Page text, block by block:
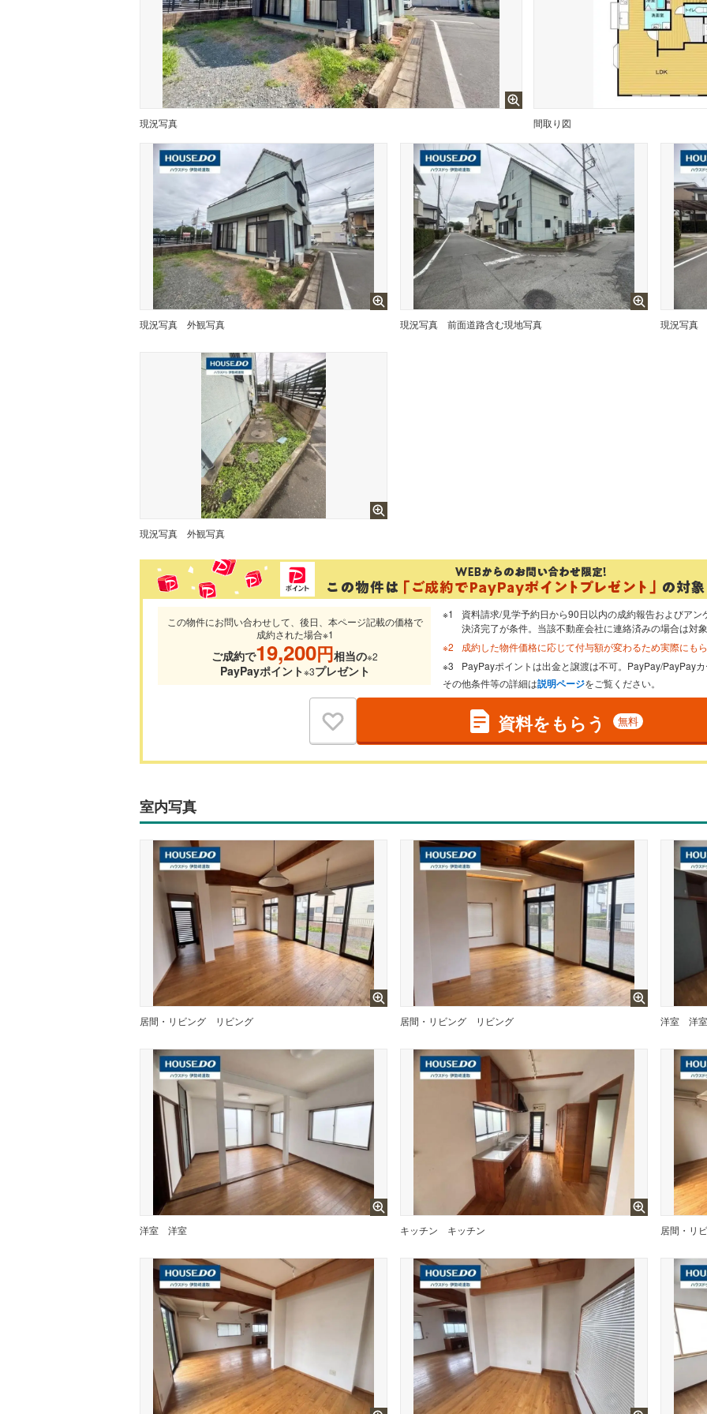
現況写真 間取り図
現況写真 外観写真 現況写真 前面道路含む現地写真 現況写真
現況写真 外観写真
この物件にお問い合わせして、後日、本ページ記載の価格で
成約された場合※1
ご成約で19,200円相当の※2
PayPayポイント※3プレゼント
資料請求/見学予約日から90日以内の成約報告およびア
決済完了が条件。当該不動産会社に連絡済みの場合は対
成約した物件価格に応じて付与額が変わるため実際にも
PayPayポイントは出金と譲渡は不可。PayPay/PayPay
その他条件等の詳細は説明ページをご覧ください。
資料をもらう 無料
室内写真
居間・リビング リビング 居間・リビング リビング 洋室 洋室
洋室 洋室 キッチン キッチン 居間・リ